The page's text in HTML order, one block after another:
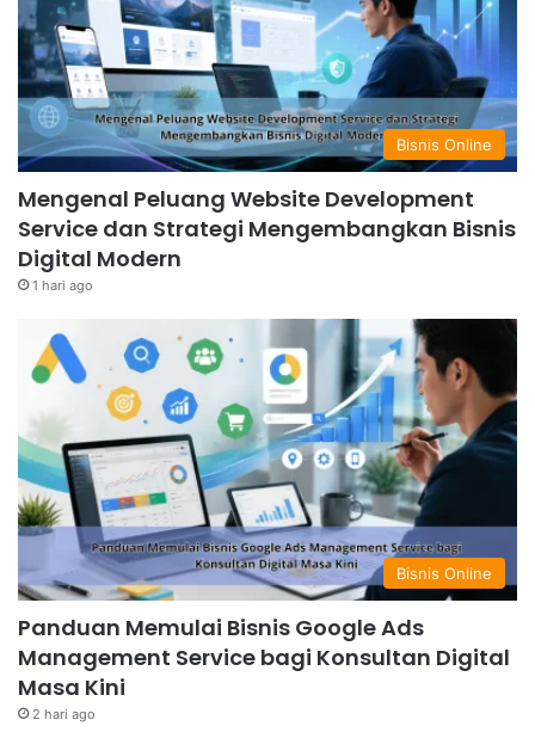
Bisnis Online
Mengenal Peluang Website Development
Service dan Strategi Mengembangkan Bisnis
Digital Modern
1 hari ago
Bisnis Online
Panduan Memulai Bisnis Google Ads
Management Service bagi Konsultan Digital
Masa Kini
2 hari ago